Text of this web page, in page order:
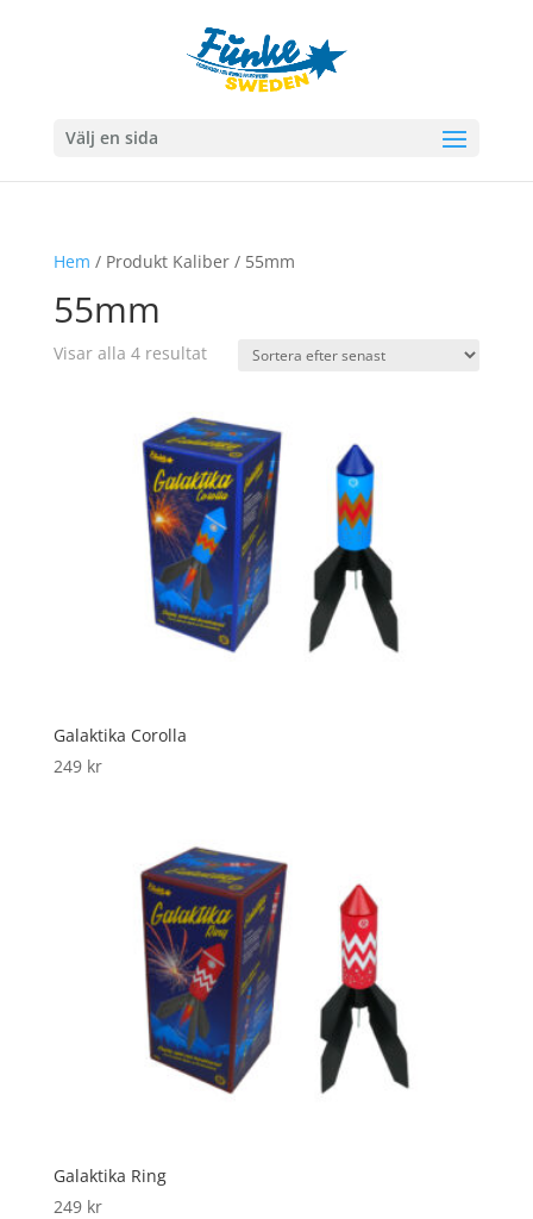
Välj en sida
Hem / Produkt Kaliber / 55mm
55mm
Visar alla 4 resultatSortera
Galaktika Corolla
249 kr
Galaktika Ring
249 kr